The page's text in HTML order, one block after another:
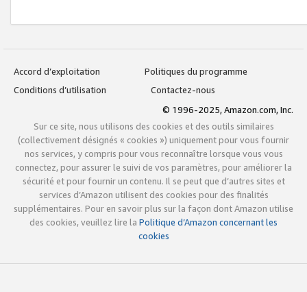
Accord d’exploitation
Politiques du programme
Conditions d’utilisation
Contactez-nous
© 1996-2025, Amazon.com, Inc.
Sur ce site, nous utilisons des cookies et des outils similaires
(collectivement désignés « cookies ») uniquement pour vous fournir
nos services, y compris pour vous reconnaître lorsque vous vous
connectez, pour assurer le suivi de vos paramètres, pour améliorer la
sécurité et pour fournir un contenu. Il se peut que d’autres sites et
services d’Amazon utilisent des cookies pour des finalités
supplémentaires. Pour en savoir plus sur la façon dont Amazon utilise
des cookies, veuillez lire la Politique d’Amazon concernant les
cookies